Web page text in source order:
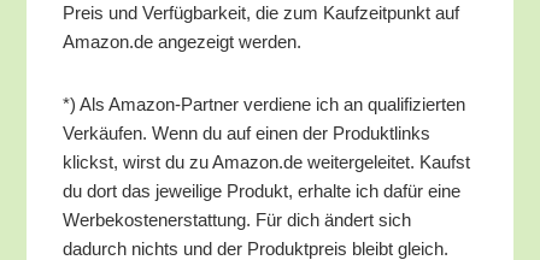
Preis und Ver­füg­bar­keit, die zum Kauf­zeit­punkt auf
Amazon.de ange­zeigt werden.
*) Als Ama­zon-Part­ner ver­die­ne ich an qua­li­fi­zier­ten
Ver­käu­fen. Wenn du auf einen der Pro­dukt­links
klickst, wirst du zu Amazon.de wei­ter­ge­lei­tet. Kaufst
du dort das jewei­li­ge Pro­dukt, erhal­te ich dafür eine
Wer­be­kos­ten­er­stat­tung. Für dich ändert sich
dadurch nichts und der Pro­dukt­preis bleibt gleich.